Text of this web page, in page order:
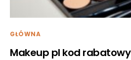
GŁÓWNA
Makeup pl kod rabatowy